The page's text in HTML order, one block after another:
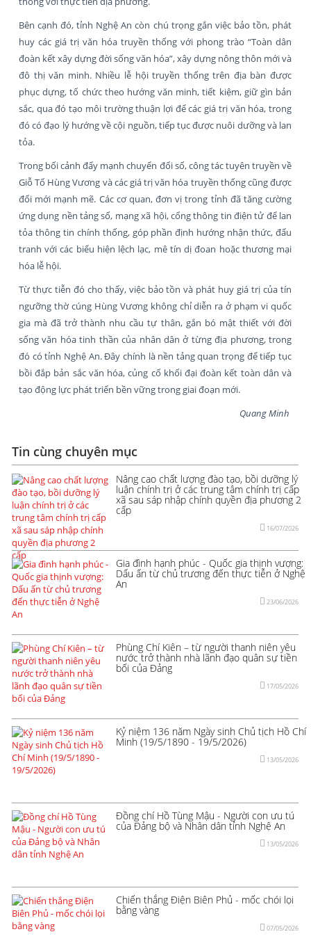
Bên cạnh đó, tỉnh Nghệ An còn chú trọng gắn việc bảo tồn, phát
huy các giá trị văn hóa truyền thống với phong trào “Toàn dân
đoàn kết xây dựng đời sống văn hóa”, xây dựng nông thôn mới và
đô thị văn minh. Nhiều lễ hội truyền thống trên địa bàn được
phục dựng, tổ chức theo hướng văn minh, tiết kiệm, giữ gìn bản
sắc, qua đó tạo môi trường thuận lợi để các giá trị văn hóa, trong
đó có đạo lý hướng về cội nguồn, tiếp tục được nuôi dưỡng và lan
tỏa.
Trong bối cảnh đẩy mạnh chuyển đổi số, công tác tuyên truyền về
Giỗ Tổ Hùng Vương và các giá trị văn hóa truyền thống cũng được
đổi mới mạnh mẽ. Các cơ quan, đơn vị trong tỉnh đã tăng cường
ứng dụng nền tảng số, mạng xã hội, cổng thông tin điện tử để lan
tỏa thông tin chính thống, góp phần định hướng nhận thức, đấu
tranh với các biểu hiện lệch lạc, mê tín dị đoan hoặc thương mại
hóa lễ hội.
Từ thực tiễn đó cho thấy, việc bảo tồn và phát huy giá trị của tín
ngưỡng thờ cúng Hùng Vương không chỉ diễn ra ở phạm vi quốc
gia mà đã trở thành nhu cầu tự thân, gắn bó mật thiết với đời
sống văn hóa tinh thần của nhân dân ở từng địa phương, trong
đó có tỉnh Nghệ An. Đây chính là nền tảng quan trọng để tiếp tục
bồi đắp bản sắc văn hóa, củng cố khối đại đoàn kết toàn dân và
tạo động lực phát triển bền vững trong giai đoạn mới.
Quang Minh
Tin cùng chuyên mục
Nâng cao chất lượng đào tạo, bồi dưỡng lý
luận chính trị ở các trung tâm chính trị cấp
xã sau sáp nhập chính quyền địa phương 2
cấp
16/07/2026
Gia đình hạnh phúc - Quốc gia thịnh vượng:
Dấu ấn từ chủ trương đến thực tiễn ở Nghệ
An
23/06/2026
Phùng Chí Kiên – từ người thanh niên yêu
nước trở thành nhà lãnh đạo quân sự tiền
bối của Đảng
17/05/2026
Kỷ niệm 136 năm Ngày sinh Chủ tịch Hồ Chí
Minh (19/5/1890 - 19/5/2026)
13/05/2026
Đồng chí Hồ Tùng Mậu - Người con ưu tú
của Đảng bộ và Nhân dân tỉnh Nghệ An
13/05/2026
Chiến thắng Điện Biên Phủ - mốc chói lọi
bằng vàng
07/05/2026